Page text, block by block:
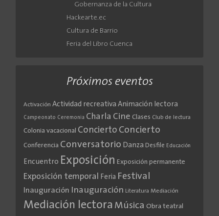
Gobernanza de la Cultura
Hackearte.ec
Cultura de Barrio
Feria del Libro Cuenca
Próximos eventos
Activación Actividad recreativa Animación lectora
Campeonato Ceremonia Charla Cine Clases Club de lectura
Colonia vacacional Concierto Concierto
Conferencia Conversatorio Danza Desfile Educación
Encuentro Exposición Exposición permanente
Exposición temporal Feria Festival
Inauguración Inauguración Literatura Mediación
Mediación lectora Música Obra teatral